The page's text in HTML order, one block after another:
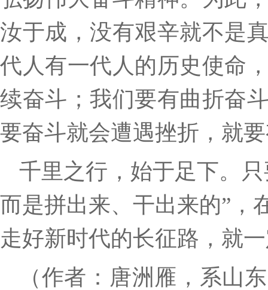
汝于成，没有艰辛就不是
代人有一代人的历史使命
续奋斗；我们要有曲折奋
要奋斗就会遭遇挫折，就
千里之行，始于足下。
而是拼出来、干出来的”，
走好新时代的长征路，就
（作者：唐洲雁，系山